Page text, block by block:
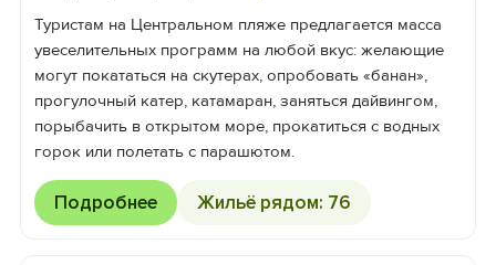
Туристам на Центральном пляже предлагается масса
увеселительных программ на любой вкус: желающие
могут покататься на скутерах, опробовать «банан»,
прогулочный катер, катамаран, заняться дайвингом,
порыбачить в открытом море, прокатиться с водных
горок или полетать с парашютом.
Подробнее Жильё рядом: 76